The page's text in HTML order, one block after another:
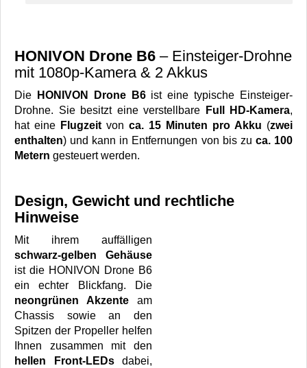
HONIVON Drone B6 – Einsteiger-Drohne
mit 1080p-Kamera & 2 Akkus
Die HONIVON Drone B6ist eine typische Einsteiger-
Drohne. Sie besitzt eine verstellbare
Full HD-Kamera,
hat eine Flugzeit von ca. 15 Minuten pro Akku (zwei
enthalten) und kann in Entfernungen von bis zu ca. 100
Metern gesteuert werden.
Design, Gewicht und rechtliche
Hinweise
Mit ihrem auffälligen
schwarz-gelben
Gehäuse
ist die HONIVON Drone B6
ein echter Blickfang. Die
neongrünen Akzente am
Chassis sowie an den
Spitzen der Propeller helfen
Ihnen zusammen mit den
hellen Front-LEDsdabei,